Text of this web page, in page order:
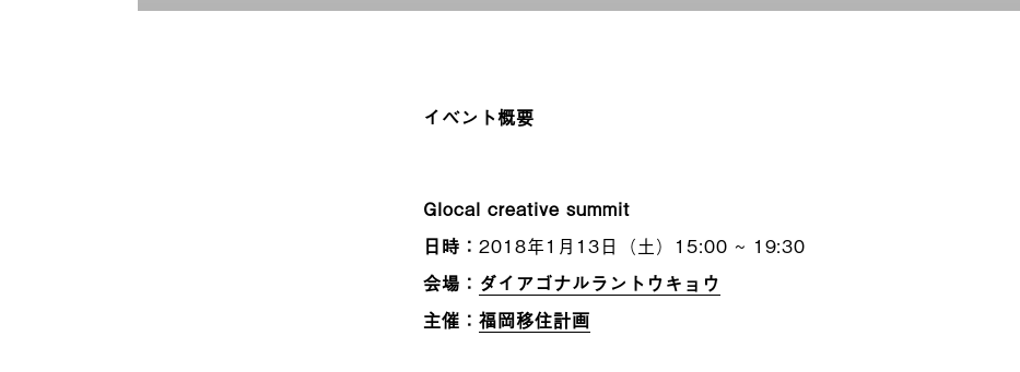
イベント概要
Glocal creative summit
日時 ： 2018年1月13日（土）15:00 ~ 19:30
会場 ： ダイアゴナルラントウキョウ
主催 ： 福岡移住計画